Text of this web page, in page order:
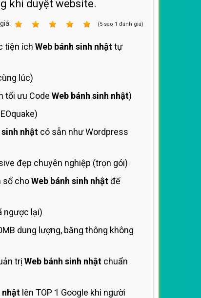
khi duyệt website.
(5 sao 1 đánh giá)
tiện ích Web bánh sinh nhậttự
lúc)
tối ưu Code Web bánh sinh nhật)
sinh nhật có sẵn như Wordpress
đẹp chuyên nghiệp (trọn gói)
số choWeb bánh sinh nhậtđể
ngược lại)
dung lượng, băng thông không
trị Web bánh sinh nhật chuẩn
nhật lên TOP 1 Google khi người